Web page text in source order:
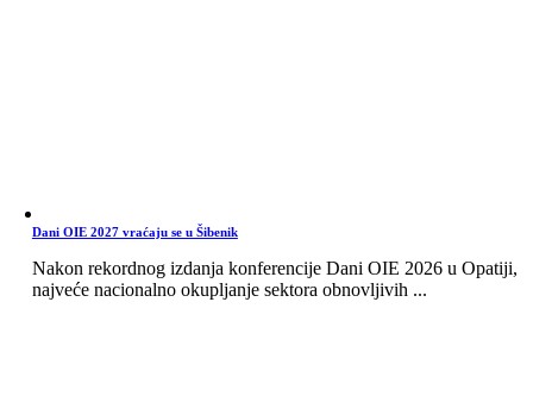
Dani OIE 2027 vraćaju se u Šibenik
Nakon rekordnog izdanja konferencije Dani OIE 2026 u Opatiji,
najveće nacionalno okupljanje sektora obnovljivih ...